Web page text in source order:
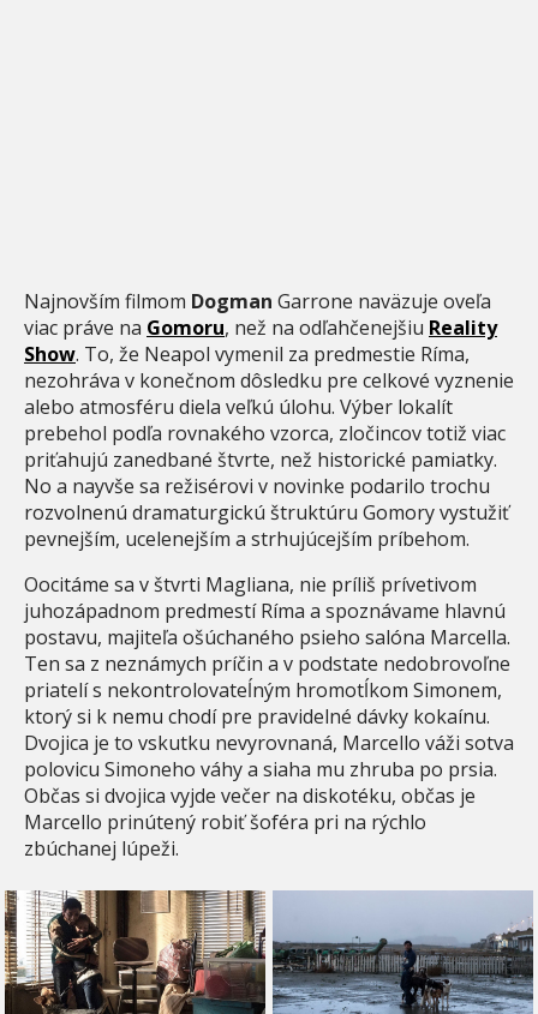
Najnovším filmom Dogman Garrone naväzuje oveľa
viac práve na Gomoru, než na odľahčenejšiu Reality
Show. To, že Neapol vymenil za predmestie Ríma,
nezohráva v konečnom dôsledku pre celkové vyznenie
alebo atmosféru diela veľkú úlohu. Výber lokalít
prebehol podľa rovnakého vzorca, zločincov totiž viac
priťahujú zanedbané štvrte, než historické pamiatky.
No a nayvše sa režisérovi v novinke podarilo trochu
rozvolnenú dramaturgickú štruktúru Gomory vystužiť
pevnejším, ucelenejším a strhujúcejším príbehom.
Oocitáme sa v štvrti Magliana, nie príliš prívetivom
juhozápadnom predmestí Ríma a spoznávame hlavnú
postavu, majiteľa ošúchaného psieho salóna Marcella.
Ten sa z neznámych príčin a v podstate nedobrovoľne
priatelí s nekontrolovateĺným hromotĺkom Simonem,
ktorý si k nemu chodí pre pravidelné dávky kokaínu.
Dvojica je to vskutku nevyrovnaná, Marcello váži sotva
polovicu Simoneho váhy a siaha mu zhruba po prsia.
Občas si dvojica vyjde večer na diskotéku, občas je
Marcello prinútený robiť šoféra pri na rýchlo
zbúchanej lúpeži.